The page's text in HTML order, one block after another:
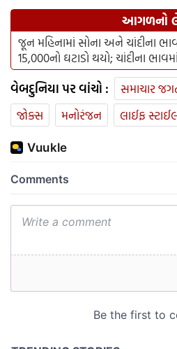
આગળનો
જૂન મહિનામાં સોના અને ચાંદીના
15,000નો ઘટાડો થયો; ચાંદીના
વેબદુનિયા પર વાંચો : સમાચાર
જોક્સ
મનોરંજન લાઈફ